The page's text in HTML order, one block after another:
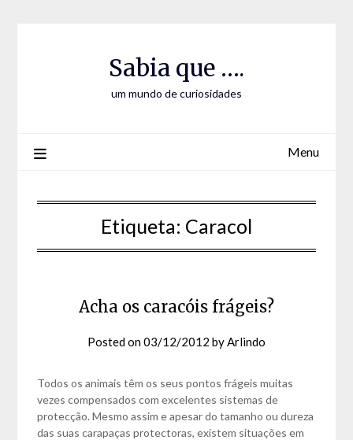
Sabia que ….
um mundo de curiosidades
Menu
Etiqueta: Caracol
Acha os caracóis frágeis?
Posted on03/12/2012 byArlindo
Todos os animais têm os seus pontos frágeis muitas
vezes compensados com excelentes sistemas de
protecção. Mesmo assim e apesar do tamanho ou dureza
das suas carapaças protectoras, existem situações em